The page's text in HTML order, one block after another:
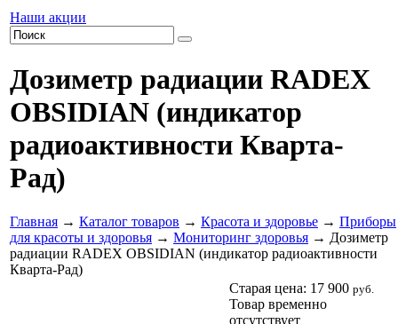
Наши акции
Дозиметр радиации RADEX
OBSIDIAN (индикатор
радиоактивности Кварта-
Рад)
Главная → Каталог товаров → Красота и здоровье → Приборы
для красоты и здоровья → Мониторинг здоровья → Дозиметр
радиации RADEX OBSIDIAN (индикатор радиоактивности
Кварта-Рад)
Старая цена: 17 900 руб.
Товар временно
отсутствует